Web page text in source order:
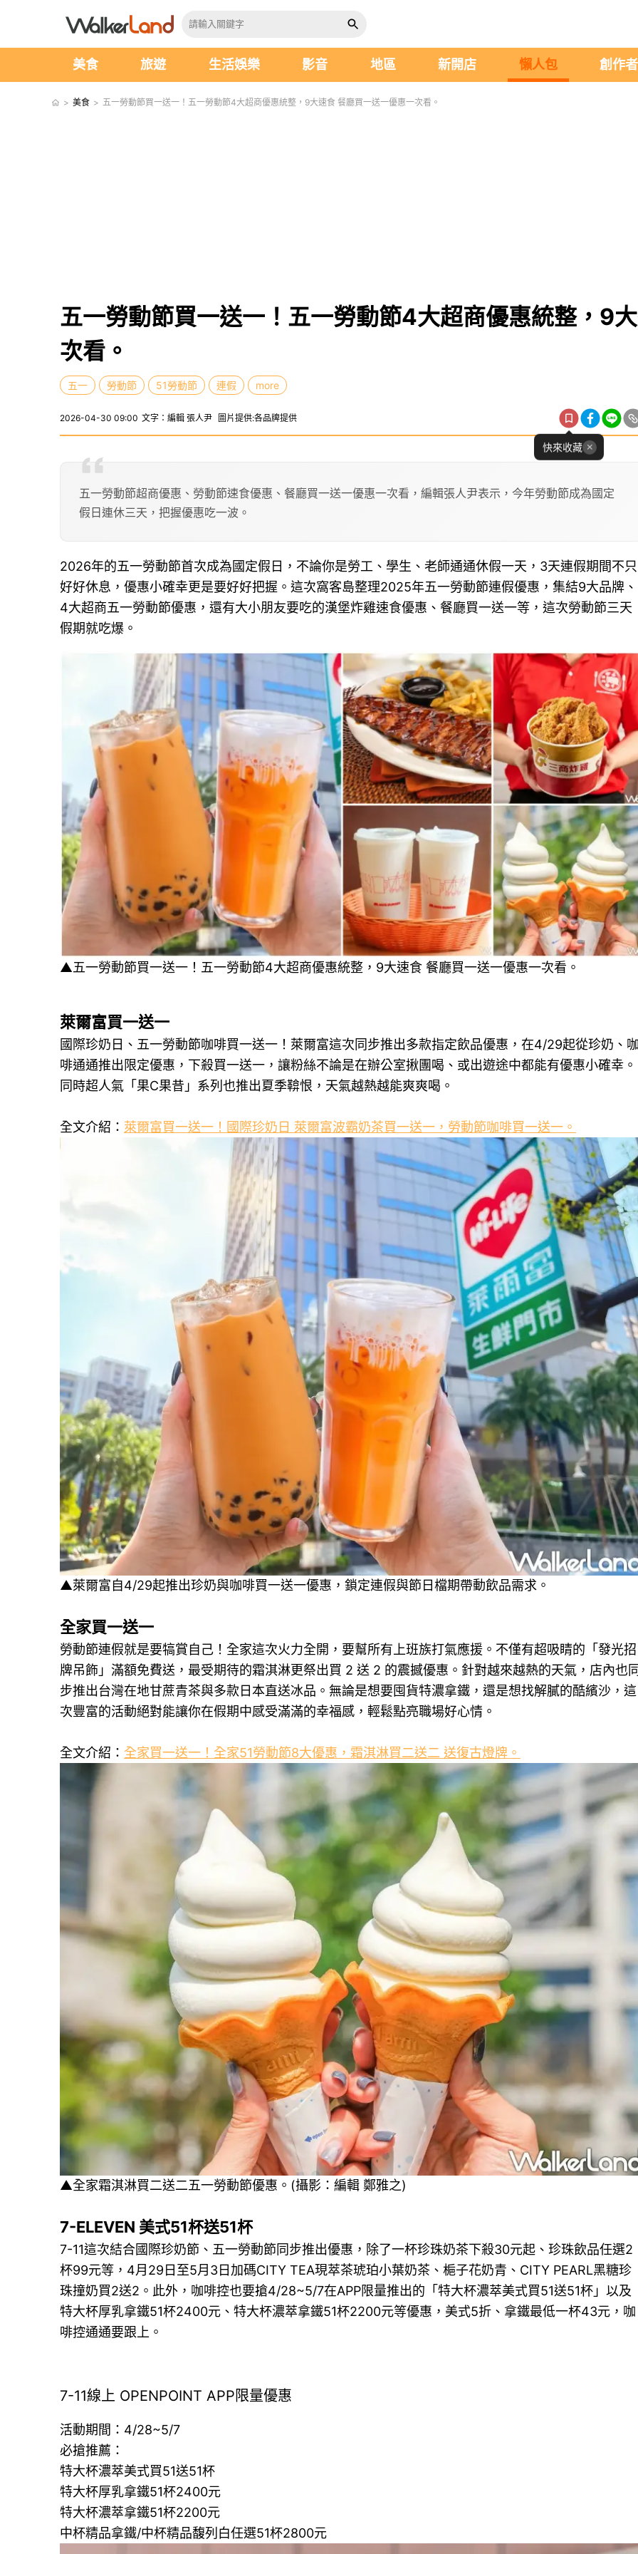
美食 旅遊 生活娛樂 影音 地區 新開店 懶人包 創作者
> 美食 > 五一勞動節買一送一！五一勞動節4大超商優惠統整，9大速食 餐廳買一送一優惠一次看。
五一勞動節買一送一！五一勞動節4大超商優惠統整，9
次看。
五一 勞動節 51勞動節 連假 more
2026-04-30 09:00 文字：編輯 張人尹 圖片提供:各品牌提供
快來收藏
五一勞動節超商優惠、勞動節速食優惠、餐廳買一送一優惠一次看，編輯張人尹表示，今年勞動節成為國定
假日連休三天，把握優惠吃一波。
2026年的五一勞動節首次成為國定假日，不論你是勞工、學生、老師通通休假一天，3天連假期間不只
好好休息，優惠小確幸更是要好好把握。這次窩客島整理2025年五一勞動節連假優惠，集結9大品牌、
4大超商五一勞動節優惠，還有大小朋友要吃的漢堡炸雞速食優惠、餐廳買一送一等，這次勞動節三天
假期就吃爆。
▲五一勞動節買一送一！五一勞動節4大超商優惠統整，9大速食 餐廳買一送一優惠一次看。
萊爾富買一送一
國際珍奶日、五一勞動節咖啡買一送一！萊爾富這次同步推出多款指定飲品優惠，在4/29起從珍奶、
啡通通推出限定優惠，下殺買一送一，讓粉絲不論是在辦公室揪團喝、或出遊途中都能有優惠小確幸。
同時超人氣「果C果昔」系列也推出夏季鞥恨，天氣越熱越能爽爽喝。
全文介紹： 萊爾富買一送一！國際珍奶日 萊爾富波霸奶茶買一送一，勞動節咖啡買一送一。
▲萊爾富自4/29起推出珍奶與咖啡買一送一優惠，鎖定連假與節日檔期帶動飲品需求。
全家買一送一
勞動節連假就是要犒賞自己！全家這次火力全開，要幫所有上班族打氣應援。不僅有超吸睛的「發光招
牌吊飾」滿額免費送，最受期待的霜淇淋更祭出買 2 送 2 的震撼優惠。針對越來越熱的天氣，店內也
步推出台灣在地甘蔗青茶與多款日本直送冰品。無論是想要囤貨特濃拿鐵，還是想找解膩的酷繽沙，這
次豐富的活動絕對能讓你在假期中感受滿滿的幸福感，輕鬆點亮職場好心情。
全文介紹： 全家買一送一！全家51勞動節8大優惠，霜淇淋買二送二 送復古燈牌。
▲全家霜淇淋買二送二五一勞動節優惠。(攝影：編輯 鄭雅之)
7-ELEVEN 美式51杯送51杯
7-11這次結合國際珍奶節、五一勞動節同步推出優惠，除了一杯珍珠奶茶下殺30元起、珍珠飲品任選2
杯99元等，4月29日至5月3日加碼CITY TEA現萃茶琥珀小葉奶茶、梔子花奶青、CITY PEARL黑糖珍
珠撞奶買2送2。此外，咖啡控也要搶4/28~5/7在APP限量推出的「特大杯濃萃美式買51送51杯」以及
特大杯厚乳拿鐵51杯2400元、特大杯濃萃拿鐵51杯2200元等優惠，美式5折、拿鐵最低一杯43元，咖
啡控通通要跟上。
7-11線上 OPENPOINT APP限量優惠
活動期間：4/28~5/7
必搶推薦：
特大杯濃萃美式買51送51杯
特大杯厚乳拿鐵51杯2400元
特大杯濃萃拿鐵51杯2200元
中杯精品拿鐵/中杯精品馥列白任選51杯2800元